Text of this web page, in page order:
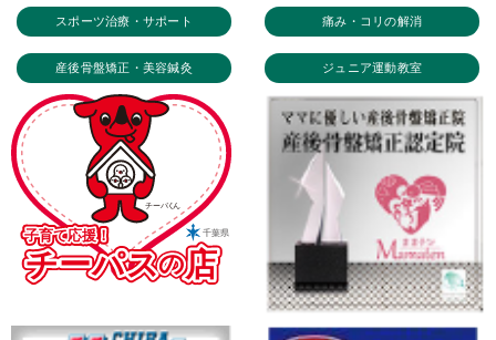
スポーツ治療・サポート 痛み・コリの解消
産後骨盤矯正・美容鍼灸 ジュニア運動教室